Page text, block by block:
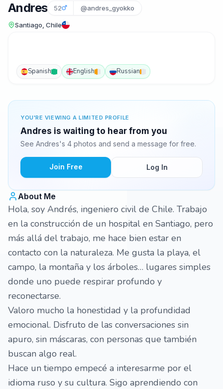
Andres 52 @andres_gyokko
Santiago, Chile
Spanish English Russian
YOU'RE VIEWING A LIMITED PROFILE
Andres is waiting to hear from you
See Andres's 4 photos and send a message for free.
Join Free Log In
About Me
Hola, soy Andrés, ingeniero civil de Chile. Trabajo
en la construcción de un hospital en Santiago, pero
más allá del trabajo, me hace bien estar en
contacto con la naturaleza. Me gusta la playa, el
campo, la montaña y los árboles… lugares simples
donde uno puede respirar profundo y
reconectarse.
Valoro mucho la honestidad y la profundidad
emocional. Disfruto de las conversaciones sin
apuro, sin máscaras, con personas que también
buscan algo real.
Hace un tiempo empecé a interesarme por el
idioma ruso y su cultura. Sigo aprendiendo con